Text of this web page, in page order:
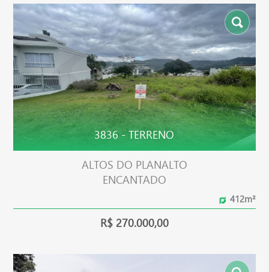
3836 - TERRENO
ALTOS DO PLANALTO
ENCANTADO
412m²
R$ 270.000,00